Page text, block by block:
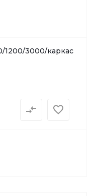
1200/3000/каркас